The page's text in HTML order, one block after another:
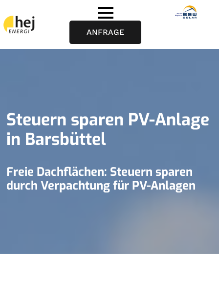
ANFRAGE
Steuern sparen PV-Anlage
in Barsbüttel
Freie Dachflächen: Steuern sparen
durch Verpachtung für PV-Anlagen